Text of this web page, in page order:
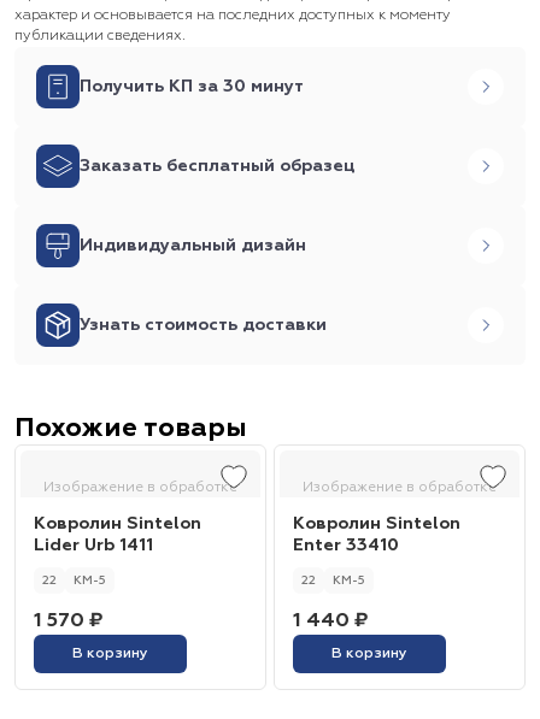
характер и основывается на последних доступных к моменту
публикации сведениях.
Получить КП за 30 минут
Заказать бесплатный образец
Индивидуальный дизайн
Узнать стоимость доставки
Похожие товары
Изображение в обработке
Ковролин Sintelon
Lider Urb 1411
22 КМ-5
1 570 ₽
В корзину
Изображение в обработке
Ковролин Sintelon
Enter 33410
22 КМ-5
1 440 ₽
В корзину